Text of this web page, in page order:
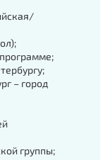
– город
группы;